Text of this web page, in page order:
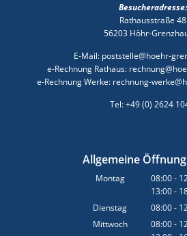
Besucheradresse:
Rathausstraße 48
56203 Höhr-
E-Mail: poststelle@hoehr-
e-Rechnung Rathaus:
e-Rechnung Werke: rechnung-
Tel: +49 (0) 2624
Allgemeine
Montag 08:00-
13:00-
Dienstag 08:00-
Mittwoch 08:00-